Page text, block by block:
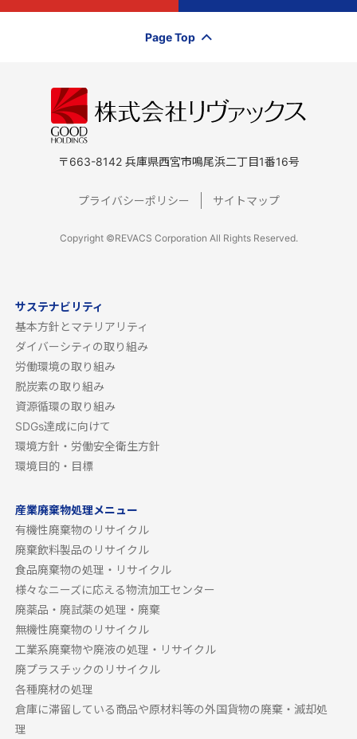
Page Top
〒663-8142 兵庫県西宮市鳴尾浜二丁目1番16号
プライバシーポリシー サイトマップ
Copyright ©REVACS Corporation All Rights Reserved.
サステナビリティ
基本方針とマテリアリティ
ダイバーシティの取り組み
労働環境の取り組み
脱炭素の取り組み
資源循環の取り組み
SDGs達成に向けて
環境方針・労働安全衛生方針
環境目的・目標
産業廃棄物処理メニュー
有機性廃棄物のリサイクル
廃棄飲料製品のリサイクル
食品廃棄物の処理・リサイクル
様々なニーズに応える物流加工センター
廃薬品・廃試薬の処理・廃棄
無機性廃棄物のリサイクル
工業系廃棄物や廃液の処理・リサイクル
廃プラスチックのリサイクル
各種廃材の処理
倉庫に滞留している商品や原材料等の外国貨物の廃棄・滅却処
理